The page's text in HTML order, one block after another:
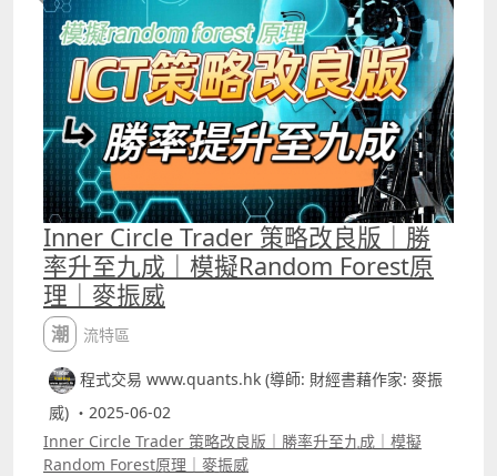
Logistic Regression也是一個十分有用的模型。影片中用簡
單的方法講解了運用Logistic Regression優化策略的方法及
原理。
Inner Circle Trader 策略改良版｜勝
率升至九成｜模擬Random Forest原
理｜麥振威
潮流特區
程式交易 www.quants.hk (導師: 財經書藉作家: 麥振
威) ・2025-06-02
Inner Circle Trader 策略改良版｜勝率升至九成｜模擬
Random Forest原理｜麥振威